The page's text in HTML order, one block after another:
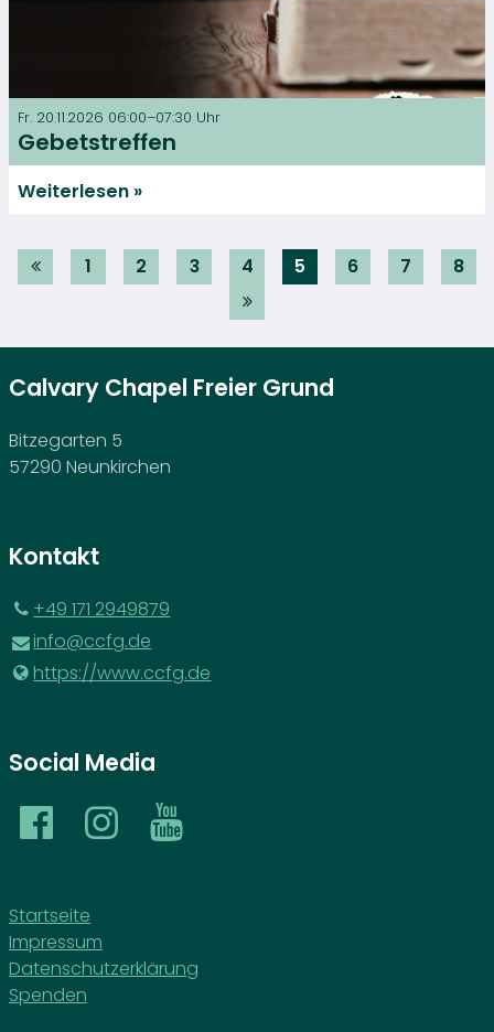
Fr. 20.11.2026 06:00–07:30 Uhr
Gebetstreffen
Weiterlesen
1 2 3 4 5 6 7 8
Calvary Chapel Freier Grund
Bitzegarten 5
57290 Neunkirchen
Kontakt
‪+49 171 2949879‬
info@​ccfg.​de
https://www.​ccfg.​de
Social Media
Startseite
Impressum
Datenschutzerklärung
Spenden